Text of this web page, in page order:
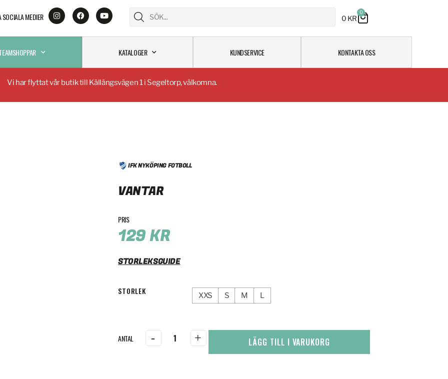
SOCIALA MEDIER 0 KR
0
KATALOGER KUNDSERVICE KONTAKTA OSS
Vi har flyttat vår butik till Källängsvägen 1 i Segeltorp, välkomna.
IFK NYKÖPING FOTBOLL
VANTAR
129KR
STORLEKSGUIDE
STORLEK XXS S M L
- + LÄGG TILL I VARUKORG